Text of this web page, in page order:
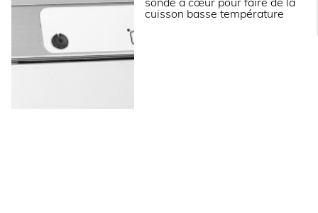
Construction en inox.
Cuve avec angles arrondis pour le respect des
normes d’hygiène et pour faciliter le nettoyage.
Échelles latérales démontables pour faciliter le
nettoyage.
Charge maximale 4 kg par niveau GN 1/1 avec
sonde à cœur pour faire de la
cuisson basse température